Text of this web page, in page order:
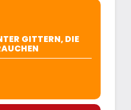
GITTERN, DIE